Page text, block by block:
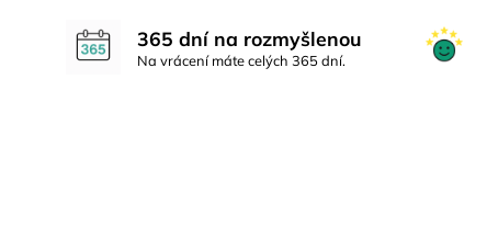
365 dní na rozmyšlenou
Na vrácení máte celých 365 dní.